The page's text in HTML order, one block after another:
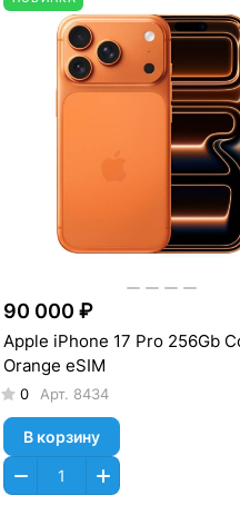
90 000 ₽
Apple iPhone 17 Pro 256Gb
Orange eSIM
0 Арт. 8434
В корзину